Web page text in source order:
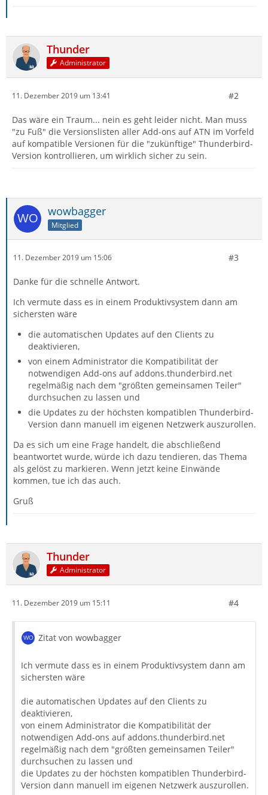
Thunder
Administrator
11. Dezember 2019 um 13:41 #2
Das wäre ein Traum... nein es geht leider nicht. Man muss
"zu Fuß" die Versionslisten aller Add-ons auf ATN im Vorfeld
auf kompatible Versionen für die "zukünftige" Thunderbird-
Version kontrollieren, um wirklich sicher zu sein.
wowbagger
Mitglied
11. Dezember 2019 um 15:06 #3
Danke für die schnelle Antwort.
Ich vermute dass es in einem Produktivsystem dann am
sichersten wäre
die automatischen Updates auf den Clients zu
deaktivieren,
von einem Administrator die Kompatibilität der
notwendigen Add-ons auf addons.thunderbird.net
regelmäßig nach dem "größten gemeinsamen Teiler"
durchsuchen zu lassen und
die Updates zu der höchsten kompatiblen Thunderbird-
Version dann manuell im eigenen Netzwerk auszurollen.
Da es sich um eine Frage handelt, die abschließend
beantwortet wurde, würde ich dazu tendieren, das Thema
als gelöst zu markieren. Wenn jetzt keine Einwände
kommen, tue ich das auch.
Gruß
Thunder
Administrator
11. Dezember 2019 um 15:11 #4
Zitat von wowbagger
Ich vermute dass es in einem Produktivsystem dann am
sichersten wäre
die automatischen Updates auf den Clients zu
deaktivieren,
von einem Administrator die Kompatibilität der
notwendigen Add-ons auf addons.thunderbird.net
regelmäßig nach dem "größten gemeinsamen Teiler"
durchsuchen zu lassen und
die Updates zu der höchsten kompatiblen Thunderbird-
Version dann manuell im eigenen Netzwerk auszurollen.